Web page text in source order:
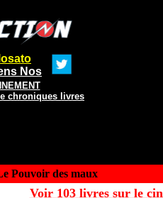
Nos
chroniques livres
Pouvoir des maux
Voir 103 livres sur le